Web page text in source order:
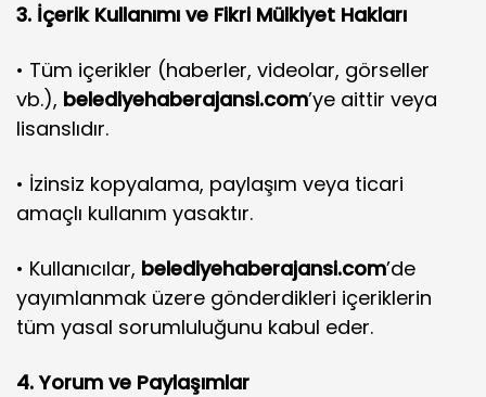
3. İçerik Kullanımı ve Fikri Mülkiyet Hakları
• Tüm içerikler (haberler, videolar, görseller
vb.), belediyehaberajansi.com’ye aittir veya
lisanslıdır.
• İzinsiz kopyalama, paylaşım veya ticari
amaçlı kullanım yasaktır.
• Kullanıcılar, belediyehaberajansi.com’de
yayımlanmak üzere gönderdikleri içeriklerin
tüm yasal sorumluluğunu kabul eder.
4. Yorum ve Paylaşımlar